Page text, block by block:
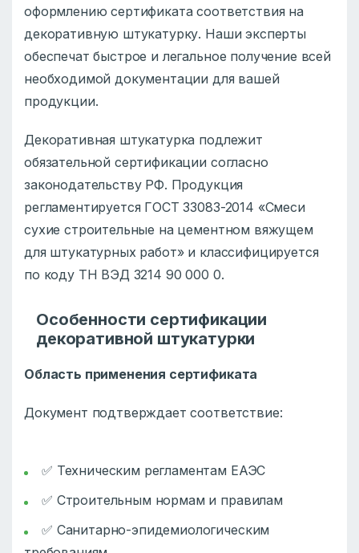
оформлению сертификата соответствия на
декоративную штукатурку. Наши эксперты
обеспечат быстрое и легальное получение всей
необходимой документации для вашей
продукции.
Декоративная штукатурка подлежит
обязательной сертификации согласно
законодательству РФ. Продукция
регламентируется ГОСТ 33083-2014 «Смеси
сухие строительные на цементном вяжущем
для штукатурных работ» и классифицируется
по коду ТН ВЭД 3214 90 000 0.
Особенности сертификации
декоративной штукатурки
Область применения сертификата
Документ подтверждает соответствие:
✅ Техническим регламентам ЕАЭС
✅ Строительным нормам и правилам
✅ Санитарно-эпидемиологическим